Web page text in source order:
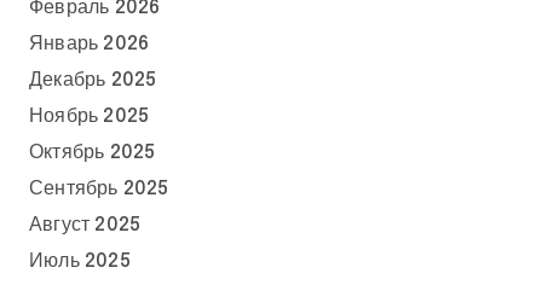
Февраль 2026
Январь 2026
Декабрь 2025
Ноябрь 2025
Октябрь 2025
Сентябрь 2025
Август 2025
Июль 2025